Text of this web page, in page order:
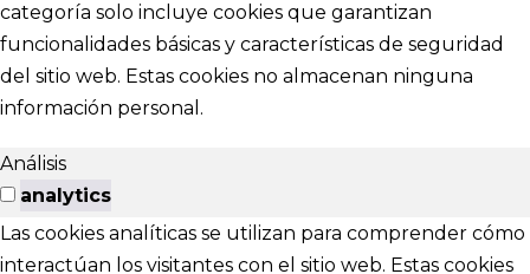
categoría solo incluye cookies que garantizan
funcionalidades básicas y características de seguridad
del sitio web. Estas cookies no almacenan ninguna
información personal.
Análisis
analytics
Las cookies analíticas se utilizan para comprender cómo
interactúan los visitantes con el sitio web. Estas cookies